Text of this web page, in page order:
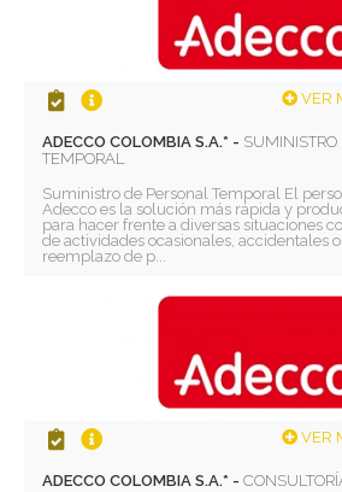
VER
ADECCO COLOMBIA S.A.* - SUMINISTRO
TEMPORAL
Suministro de Personal Temporal El
Adecco es la solución más rápida y
para hacer frente a diversas situaciones
de actividades ocasionales, accidentales
reemplazo de p...
VER
ADECCO COLOMBIA S.A.* -